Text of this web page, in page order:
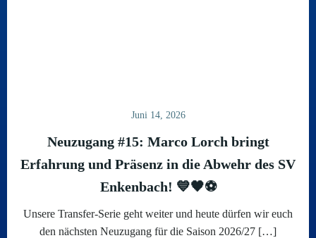
Juni 14, 2026
Neuzugang #15: Marco Lorch bringt
Erfahrung und Präsenz in die Abwehr des SV
Enkenbach! 💙🖤⚽
Unsere Transfer-Serie geht weiter und heute dürfen wir euch
den nächsten Neuzugang für die Saison 2026/27 […]